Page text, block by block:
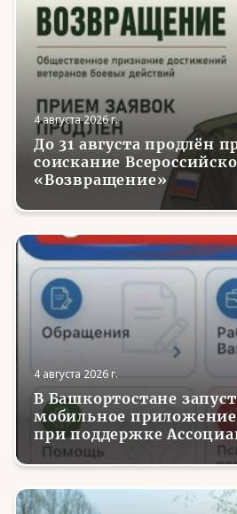
4 августа 2026 г.
До 31 августа продлён
соискание
«Возвращение»
4 августа 2026 г.
В Башкортостане
мобильное приложение
при поддержке
СВО